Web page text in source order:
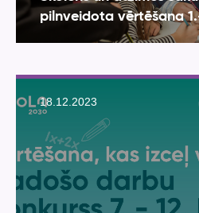
pilnveidota vērtēšana
18.12.2023